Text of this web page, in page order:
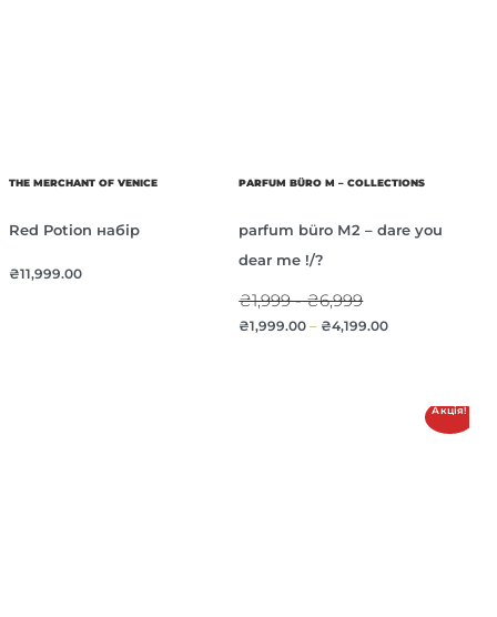
THE MERCHANT OF VENICE
Red Potion набір
₴11,999.00
PARFUM BÜRO M – COLLECTIONS
parfum büro М2 – dare you
dear me !/?
₴1,999 - ₴6,999
₴1,999.00 – ₴4,199.00
Акція!